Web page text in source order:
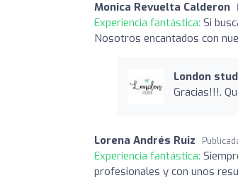
Monica Revuelta Calderon
Experiencia fantástica: Si
Nosotros encantados con
London
Gracias!!!.
Lorena Andrés Ruiz
Experiencia fantástica:
profesionales y con unos